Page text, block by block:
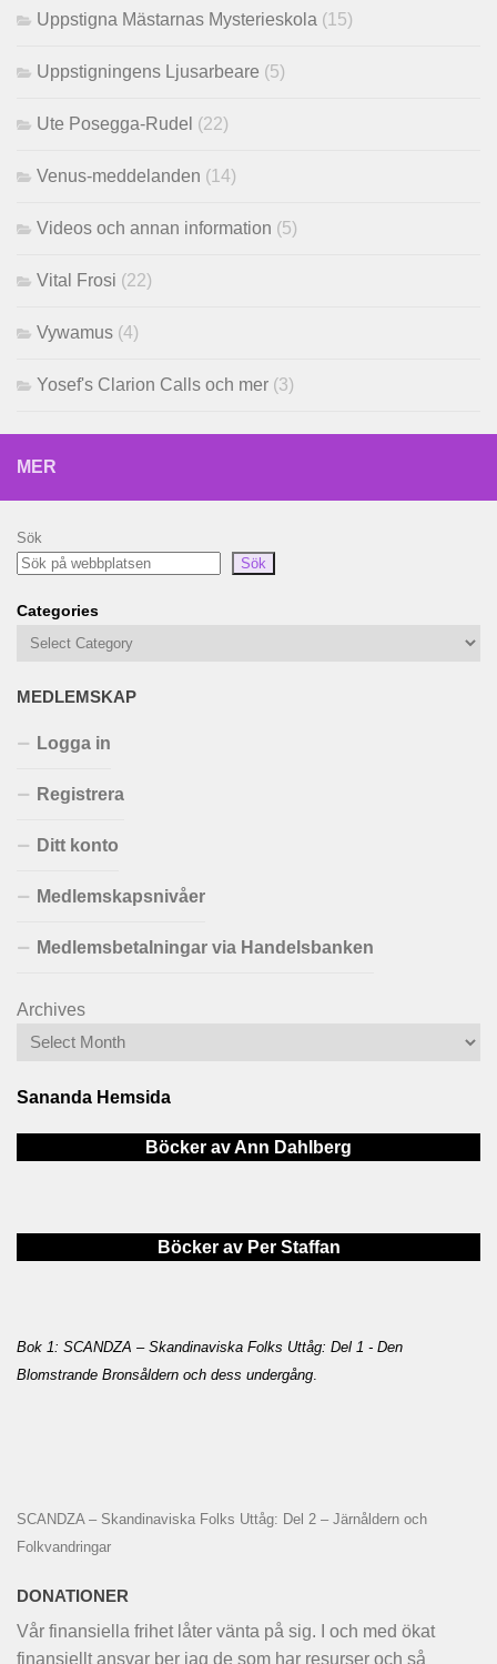
Uppstigna Mästarnas Mysterieskola (15)
Uppstigningens Ljusarbeare (5)
Ute Posegga-Rudel (22)
Venus-meddelanden (14)
Videos och annan information (5)
Vital Frosi (22)
Vywamus (4)
Yosef's Clarion Calls och mer (3)
MER
Sök
Sök
Categories
MEDLEMSKAP
Logga in
Registrera
Ditt konto
Medlemskapsnivåer
Medlemsbetalningar via Handelsbanken
Archives
Sananda Hemsida
Böcker av Ann Dahlberg
Böcker av Per Staffan
Bok 1: SCANDZA – Skandinaviska Folks Uttåg: Del 1 - Den
Blomstrande Bronsåldern och dess undergång
SCANDZA – Skandinaviska Folks Uttåg: Del 2 – Järnåldern och
Folkvandringar
DONATIONER
Vår finansiella frihet låter vänta på sig. I och med ökat
finansiellt ansvar ber jag de som har resurser och så